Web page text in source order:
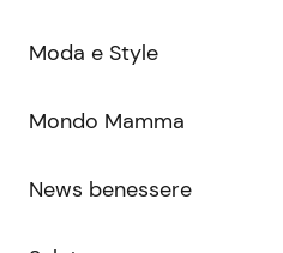
Moda e Style
Mondo Mamma
News benessere